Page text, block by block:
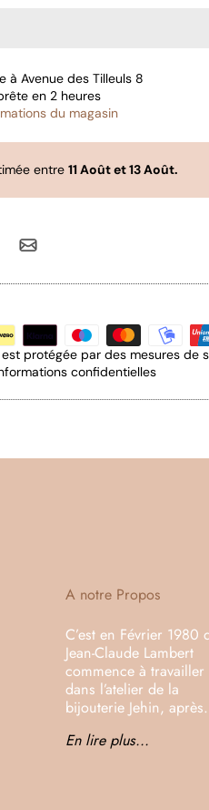
à Avenue des Tilleuls 8
en 2 heures
du magasin
entre 11 Août et 13 Août.
protégée par des mesures de
confidentielles
A notre Propos
C’est en Février 1980
Jean-Claude Lambert
commence à travailler
dans l’atelier de la
bijouterie Jehin,
En lire plus...